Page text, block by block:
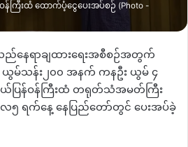
းထံ ထောက်ပံ့ငွေပေးအပ်စဉ် (Photo -
လည်နေရာချထားရေးအစီစဉ်အတွက်
မ်သန်း၂၀၀ အနက် ကနဦး ယွမ် ၄
ယ်ပြန်ဝန်ကြီးထံ တရုတ်သံအမတ်ကြီး
လ၅ ရက်နေ့ နေပြည်တော်တွင် ပေးအပ်ခဲ့